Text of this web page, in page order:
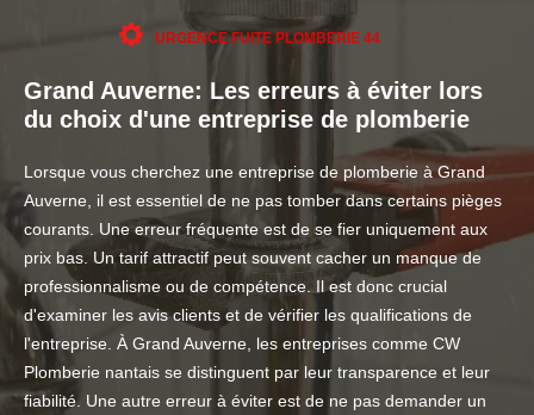
URGENCE FUITE PLOMBERIE 44
Grand Auverne: Les erreurs à éviter lors
du choix d'une entreprise de plomberie
Lorsque vous cherchez une entreprise de plomberie à Grand
Auverne, il est essentiel de ne pas tomber dans certains pièges
courants. Une erreur fréquente est de se fier uniquement aux
prix bas. Un tarif attractif peut souvent cacher un manque de
professionnalisme ou de compétence. Il est donc crucial
d'examiner les avis clients et de vérifier les qualifications de
l'entreprise. À Grand Auverne, les entreprises comme CW
Plomberie nantais se distinguent par leur transparence et leur
fiabilité. Une autre erreur à éviter est de ne pas demander un